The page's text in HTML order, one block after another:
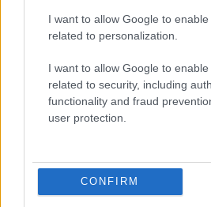
I want to allow Google to
related to personalization.
I want to allow Google to
related to security, including
functionality and fraud
user protection.
CONFIRM
28/06/2024 - 13:58
Βρετανία: Στήριξη του
Εργατικούς και τον Κιρ
Στήριξη στον Κιρ Στάρμερ
Κόμμα ενόψει των